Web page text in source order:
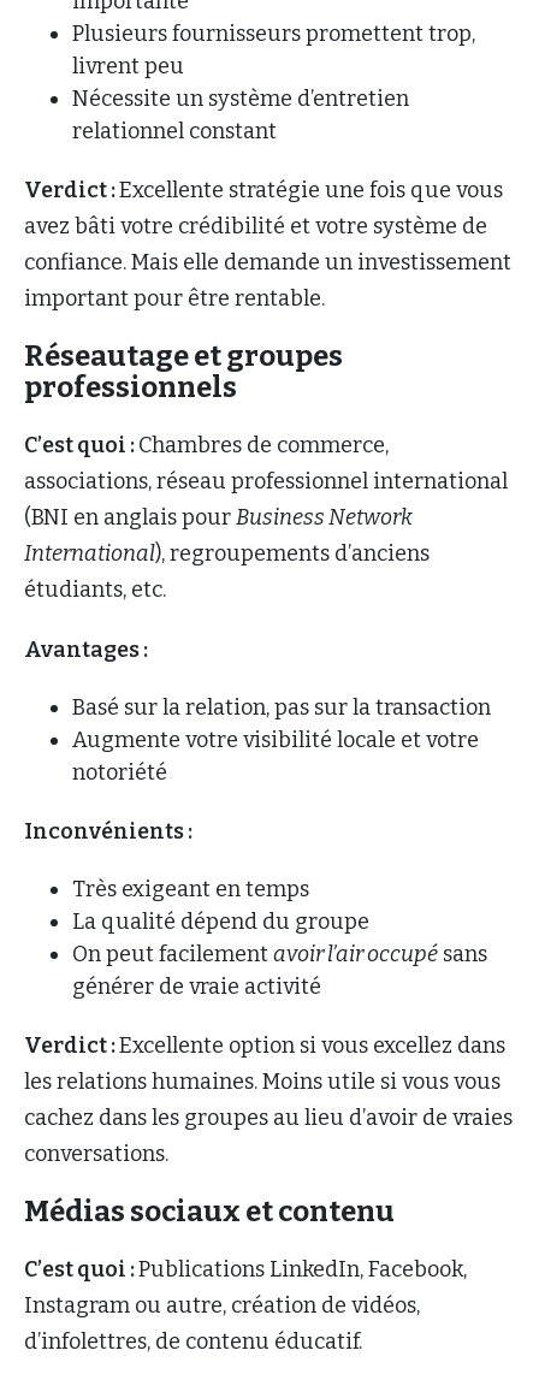
Plusieurs fournisseurs promettent trop,
livrent peu
Nécessite un système d’entretien
relationnel constant
Verdict :Excellente stratégie une fois que vous
avez bâti votre crédibilité et votre système de
confiance. Mais elle demande un investissement
important pour être rentable.
Réseautage et groupes
professionnels
C’est quoi :Chambres de commerce,
associations, réseau professionnel international
(BNI en anglais pourBusiness Network
International), regroupements d’anciens
étudiants, etc.
Avantages :
Basé sur la relation, pas sur la transaction
Augmente votre visibilité locale et votre
notoriété
Inconvénients :
Très exigeant en temps
La qualité dépend du groupe
On peut facilementavoir l’air occupé sans
générer de vraie activité
Verdict :Excellente option si vous excellez dans
les relations humaines. Moins utile si vous vous
cachez dans les groupes au lieu d’avoir de vraies
conversations.
Médias sociaux et contenu
C’est quoi :Publications LinkedIn, Facebook,
Instagram ou autre, création de vidéos,
d’infolettres, de contenu éducatif.